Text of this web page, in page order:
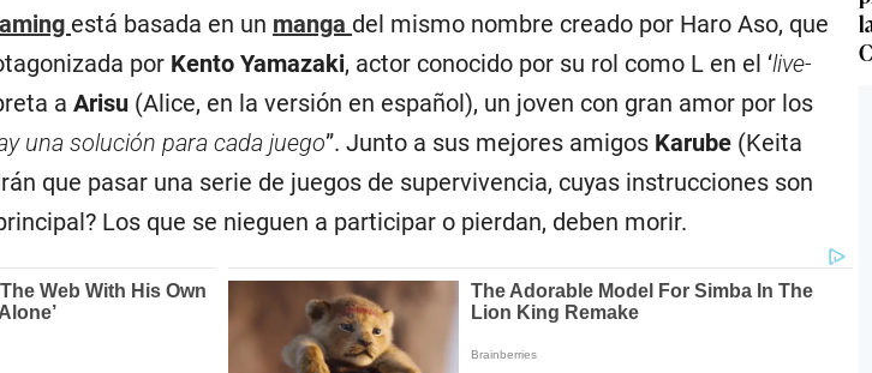
está basada en un manga del mismo nombre creado por Haro Aso, que
por Kento Yamazaki, actor conocido por su rol como L en el ‘live-
aArisu (Alice, en la versión en español), un joven con gran amor por los
una solución para cada juego”. Junto a sus mejores amigos Karube (Keita
que pasar una serie de juegos de supervivencia, cuyas instrucciones son
Los que se nieguen a participar o pierdan, deben morir.